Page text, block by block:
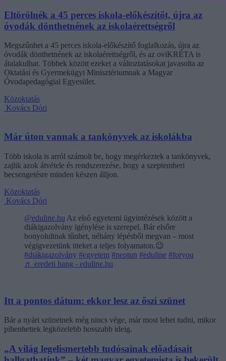
Eltörölnék a 45 perces iskola-előkészítőt, újra az
óvodák dönthetnének az iskolaérettségről
Megszűnhet a 45 perces iskola-előkészítő foglalkozás, újra az
óvodák dönthetnének az iskolaérettségről, és az oviKRÉTA is
átalakulhat. Többek között ezeket a változtatásokat javasolta az
Oktatási és Gyermekügyi Minisztériumnak a Magyar
Óvodapedagógiai Egyesület.
Közoktatás
Kovács Dóri
Már úton vannak a tankönyvek az iskolákba
Több iskola is arról számolt be, hogy megérkeztek a tankönyvek,
zajlik azok átvétele és rendszerezése, hogy a szeptemberi
becsengetésre minden készen álljon.
Közoktatás
Kovács Dóri
@eduline.hu Az első egyetemi ügyintézések között a
diákigazolvány igénylése is szerepel. Bár elsőre
bonyolultnak tűnhet, néhány lépésből megvan – most
végigvezetünk titeket a teljes folyamaton.😉
#diákigazolvány #egyetem #neptun #eduline #foryou
♬ eredeti hang - eduline.hu
Itt a pontos dátum: ekkor lesz az őszi szünet
Bár a nyári szünetnek még nincs vége, már most lehet tudni, mikor
pihenhettek legközelebb hosszabb ideig.
„A világ legelismertebb tudósainak előadásait